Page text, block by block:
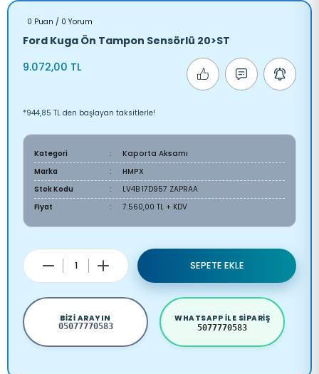
0 Puan / 0 Yorum
Ford Kuga Ön Tampon Sensörlü 20>ST
9.072,00 TL
*944,85 TL den başlayan taksitlerle!
Kategori
Kaporta Aksamı
Marka
HMPX
Stok Kodu
LV4B 17D957 ZAPRAA
Fiyat
7.560,00 TL + KDV
SEPETE EKLE
BIZI ARAYIN
05077770583
WHATSAPP ILE SIPARIŞ
5077770583